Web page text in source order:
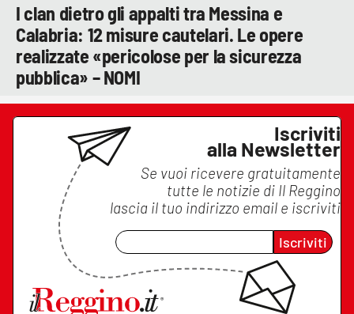
I clan dietro gli appalti tra Messina e
Calabria: 12 misure cautelari. Le opere
realizzate «pericolose per la sicurezza
pubblica» – NOMI
Iscriviti
alla Newsletter
Se vuoi ricevere gratuitamente
tutte le notizie di Il Reggino
lascia il tuo indirizzo email e iscriviti
Iscriviti